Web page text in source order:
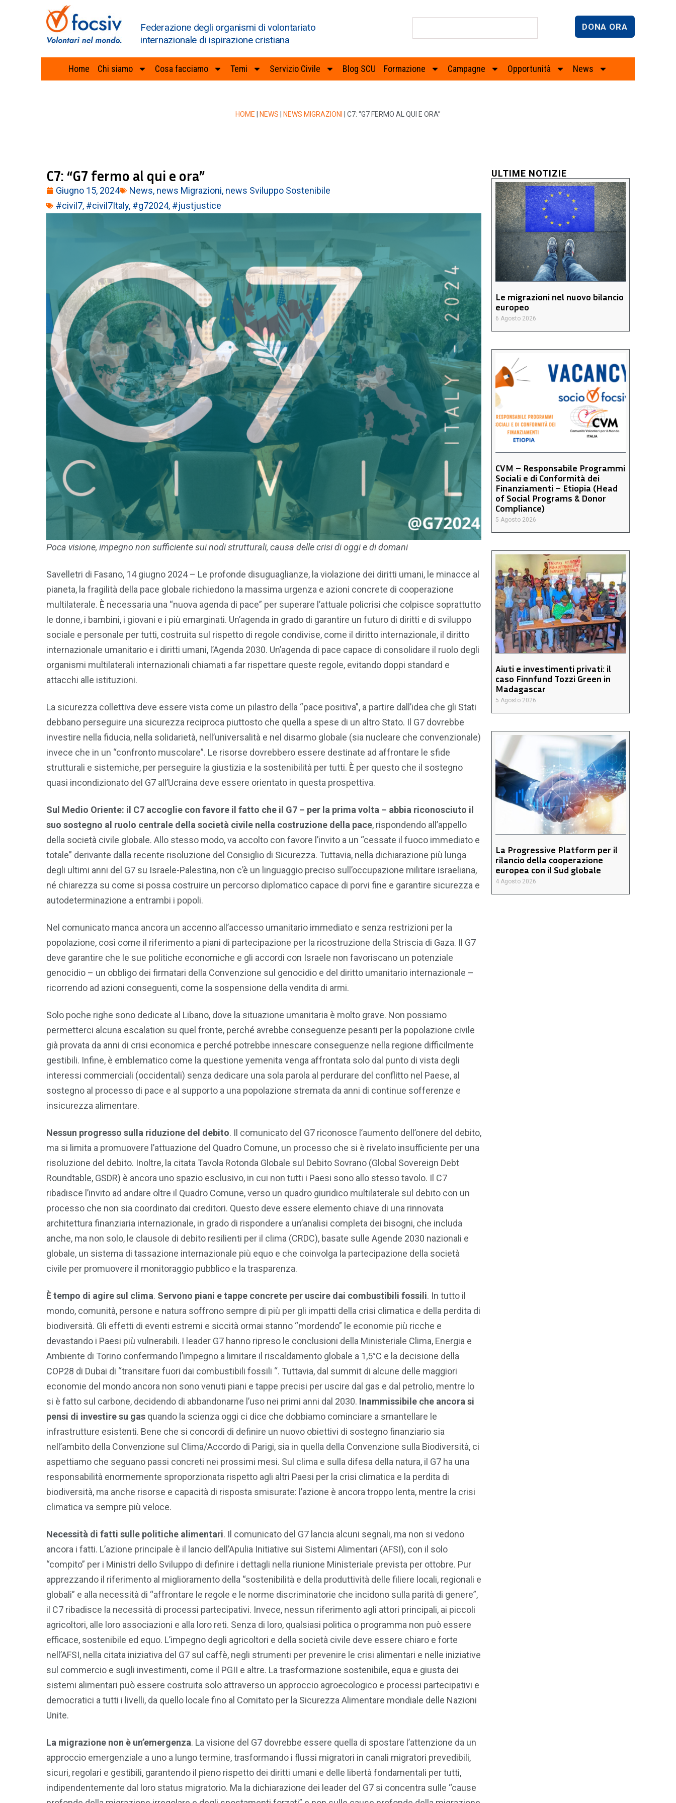
Federazione degli organismi di volontariato
internazionale di ispirazione cristiana
DONA ORA
Home Chi siamo Cosa facciamo Temi Servizio Civile Blog SCU Formazione Campagne Opportunità News
HOME NEWS NEWS MIGRAZIONI C7: “G7 FERMO AL QUI E ORA”
C7: “G7 fermo al qui e ora”
Giugno 15, 2024 News, news Migrazioni, news Sviluppo Sostenibile
#civil7, #civil7Italy, #g72024, #justjustice
Poca visione, impegno non sufficiente sui nodi strutturali, causa delle crisi di oggi e di domani
Savelletri di Fasano, 14 giugno 2024 – Le profonde disuguaglianze, la violazione dei diritti umani, le minacce al
pianeta, la fragilità della pace globale richiedono la massima urgenza e azioni concrete di cooperazione
multilaterale. È necessaria una “nuova agenda di pace” per superare l’attuale policrisi che colpisce soprattutto
le donne, i bambini, i giovani e i più emarginati. Un’agenda in grado di garantire un futuro di diritti e di sviluppo
sociale e personale per tutti, costruita sul rispetto di regole condivise, come il diritto internazionale, il diritto
internazionale umanitario e i diritti umani, l’Agenda 2030. Un’agenda di pace capace di consolidare il ruolo degli
organismi multilaterali internazionali chiamati a far rispettare queste regole, evitando doppi standard e
attacchi alle istituzioni.
La sicurezza collettiva deve essere vista come un pilastro della “pace positiva”, a partire dall’idea che gli Stati
debbano perseguire una sicurezza reciproca piuttosto che quella a spese di un altro Stato. Il G7 dovrebbe
investire nella fiducia, nella solidarietà, nell’universalità e nel disarmo globale (sia nucleare che convenzionale)
invece che in un “confronto muscolare”. Le risorse dovrebbero essere destinate ad affrontare le sfide
strutturali e sistemiche, per perseguire la giustizia e la sostenibilità per tutti. È per questo che il sostegno
quasi incondizionato del G7 all’Ucraina deve essere orientato in questa prospettiva.
Sul Medio Oriente: il C7 accoglie con favore il fatto che il G7 – per la prima volta – abbia riconosciuto il
suo sostegno al ruolo centrale della società civile nella costruzione della pace, rispondendo all’appello
della società civile globale. Allo stesso modo, va accolto con favore l’invito a un “cessate il fuoco immediato e
totale” derivante dalla recente risoluzione del Consiglio di Sicurezza. Tuttavia, nella dichiarazione più lunga
degli ultimi anni del G7 su Israele-Palestina, non c’è un linguaggio preciso sull’occupazione militare israeliana,
né chiarezza su come si possa costruire un percorso diplomatico capace di porvi fine e garantire sicurezza e
autodeterminazione a entrambi i popoli.
Nel comunicato manca ancora un accenno all’accesso umanitario immediato e senza restrizioni per la
popolazione, così come il riferimento a piani di partecipazione per la ricostruzione della Striscia di Gaza. Il G7
deve garantire che le sue politiche economiche e gli accordi con Israele non favoriscano un potenziale
genocidio – un obbligo dei firmatari della Convenzione sul genocidio e del diritto umanitario internazionale –
ricorrendo ad azioni conseguenti, come la sospensione della vendita di armi.
Solo poche righe sono dedicate al Libano, dove la situazione umanitaria è molto grave. Non possiamo
permetterci alcuna escalation su quel fronte, perché avrebbe conseguenze pesanti per la popolazione civile
già provata da anni di crisi economica e perché potrebbe innescare conseguenze nella regione difficilmente
gestibili. Infine, è emblematico come la questione yemenita venga affrontata solo dal punto di vista degli
interessi commerciali (occidentali) senza dedicare una sola parola al perdurare del conflitto nel Paese, al
sostegno al processo di pace e al supporto a una popolazione stremata da anni di continue sofferenze e
insicurezza alimentare.
Nessun progresso sulla riduzione del debito. Il comunicato del G7 riconosce l’aumento dell’onere del debito,
ma si limita a promuovere l’attuazione del Quadro Comune, un processo che si è rivelato insufficiente per una
risoluzione del debito. Inoltre, la citata Tavola Rotonda Globale sul Debito Sovrano (Global Sovereign Debt
Roundtable, GSDR) è ancora uno spazio esclusivo, in cui non tutti i Paesi sono allo stesso tavolo. Il C7
ribadisce l’invito ad andare oltre il Quadro Comune, verso un quadro giuridico multilaterale sul debito con un
processo che non sia coordinato dai creditori. Questo deve essere elemento chiave di una rinnovata
architettura finanziaria internazionale, in grado di rispondere a un’analisi completa dei bisogni, che includa
anche, ma non solo, le clausole di debito resilienti per il clima (CRDC), basate sulle Agende 2030 nazionali e
globale, un sistema di tassazione internazionale più equo e che coinvolga la partecipazione della società
civile per promuovere il monitoraggio pubblico e la trasparenza.
È tempo di agire sul clima. Servono piani e tappe concrete per uscire dai combustibili fossili. In tutto il
mondo, comunità, persone e natura soffrono sempre di più per gli impatti della crisi climatica e della perdita di
biodiversità. Gli effetti di eventi estremi e siccità ormai stanno “mordendo” le economie più ricche e
devastando i Paesi più vulnerabili. I leader G7 hanno ripreso le conclusioni della Ministeriale Clima, Energia e
Ambiente di Torino confermando l’impegno a limitare il riscaldamento globale a 1,5°C e la decisione della
COP28 di Dubai di “transitare fuori dai combustibili fossili “. Tuttavia, dal summit di alcune delle maggiori
economie del mondo ancora non sono venuti piani e tappe precisi per uscire dal gas e dal petrolio, mentre lo
si è fatto sul carbone, decidendo di abbandonarne l’uso nei primi anni dal 2030. Inammissibile che ancora si
pensi di investire su gas quando la scienza oggi ci dice che dobbiamo cominciare a smantellare le
infrastrutture esistenti. Bene che si concordi di definire un nuovo obiettivi di sostegno finanziario sia
nell’ambito della Convenzione sul Clima/Accordo di Parigi, sia in quella della Convenzione sulla Biodiversità, ci
aspettiamo che seguano passi concreti nei prossimi mesi. Sul clima e sulla difesa della natura, il G7 ha una
responsabilità enormemente sproporzionata rispetto agli altri Paesi per la crisi climatica e la perdita di
biodiversità, ma anche risorse e capacità di risposta smisurate: l’azione è ancora troppo lenta, mentre la crisi
climatica va sempre più veloce.
Necessità di fatti sulle politiche alimentari. Il comunicato del G7 lancia alcuni segnali, ma non si vedono
ancora i fatti. L’azione principale è il lancio dell’Apulia Initiative sui Sistemi Alimentari (AFSI), con il solo
“compito” per i Ministri dello Sviluppo di definire i dettagli nella riunione Ministeriale prevista per ottobre. Pur
apprezzando il riferimento al miglioramento della “sostenibilità e della produttività delle filiere locali, regionali e
globali” e alla necessità di “affrontare le regole e le norme discriminatorie che incidono sulla parità di genere”,
il C7 ribadisce la necessità di processi partecipativi. Invece, nessun riferimento agli attori principali, ai piccoli
agricoltori, alle loro associazioni e alla loro reti. Senza di loro, qualsiasi politica o programma non può essere
efficace, sostenibile ed equo. L’impegno degli agricoltori e della società civile deve essere chiaro e forte
nell’AFSI, nella citata iniziativa del G7 sul caffè, negli strumenti per prevenire le crisi alimentari e nelle iniziative
sul commercio e sugli investimenti, come il PGII e altre. La trasformazione sostenibile, equa e giusta dei
sistemi alimentari può essere costruita solo attraverso un approccio agroecologico e processi partecipativi e
democratici a tutti i livelli, da quello locale fino al Comitato per la Sicurezza Alimentare mondiale delle Nazioni
Unite.
La migrazione non è un’emergenza. La visione del G7 dovrebbe essere quella di spostare l’attenzione da un
approccio emergenziale a uno a lungo termine, trasformando i flussi migratori in canali migratori prevedibili,
sicuri, regolari e gestibili, garantendo il pieno rispetto dei diritti umani e delle libertà fondamentali per tutti,
indipendentemente dal loro status migratorio. Ma la dichiarazione dei leader del G7 si concentra sulle “cause
ULTIME NOTIZIE
Le migrazioni nel nuovo bilancio
europeo
6 Agosto 2026
CVM – Responsabile Programmi
Sociali e di Conformità dei
Finanziamenti – Etiopia (Head
of Social Programs & Donor
Compliance)
5 Agosto 2026
Aiuti e investimenti privati: il
caso Finnfund Tozzi Green in
Madagascar
5 Agosto 2026
La Progressive Platform per il
rilancio della cooperazione
europea con il Sud globale
4 Agosto 2026